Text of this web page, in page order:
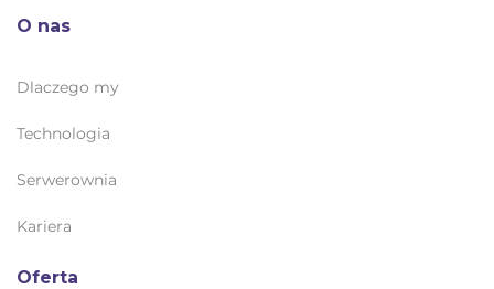
O nas
Dlaczego my
Technologia
Serwerownia
Kariera
Oferta